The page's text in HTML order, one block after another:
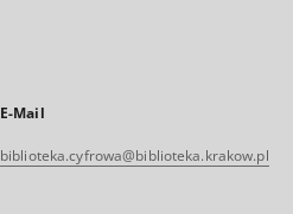
E-Mail
biblioteka.cyfrowa@biblioteka.krakow.pl